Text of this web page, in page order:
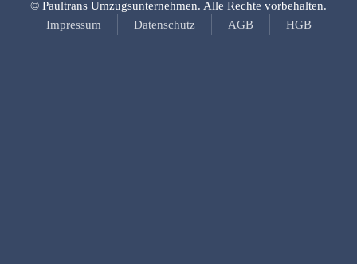
© Paultrans Umzugsunternehmen. Alle Rechte vorbehalten.
Impressum
Datenschutz AGB HGB